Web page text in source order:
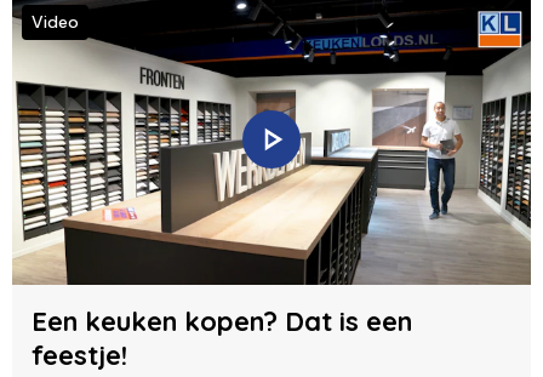
Een keuken kopen? Dat is een
feestje!
Video